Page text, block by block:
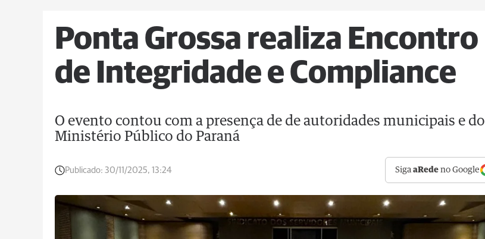
Ponta Grossa realiza Encontro
de Integridade e Compliance
O evento contou com a presença de de autoridades municipais e do
Ministério Público do Paraná
Publicado: 30/11/2025, 13:24 SigaaRede no Google